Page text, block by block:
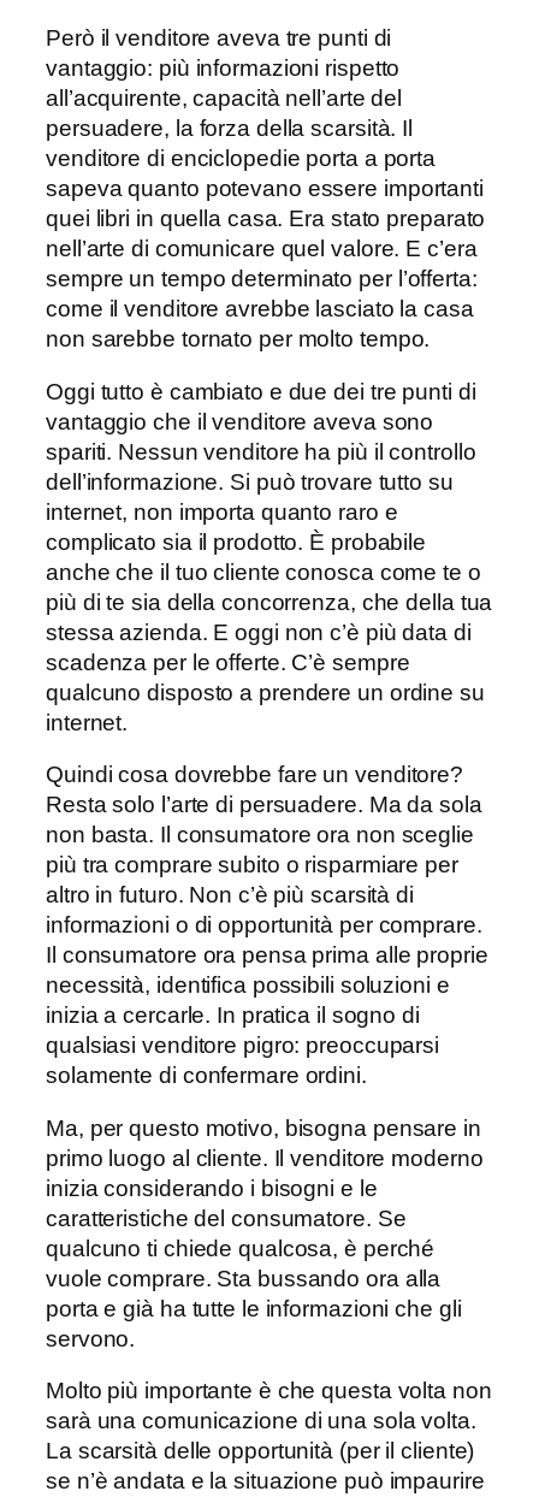
Però il venditore aveva tre punti di
vantaggio: più informazioni rispetto
all’acquirente, capacità nell’arte del
persuadere, la forza della scarsità. Il
venditore di enciclopedie porta a porta
sapeva quanto potevano essere importanti
quei libri in quella casa. Era stato preparato
nell’arte di comunicare quel valore. E c’era
sempre un tempo determinato per l’offerta:
come il venditore avrebbe lasciato la casa
non sarebbe tornato per molto tempo.
Oggi tutto è cambiato e due dei tre punti di
vantaggio che il venditore aveva sono
spariti. Nessun venditore ha più il controllo
dell’informazione. Si può trovare tutto su
internet, non importa quanto raro e
complicato sia il prodotto. È probabile
anche che il tuo cliente conosca come te o
più di te sia della concorrenza, che della tua
stessa azienda. E oggi non c’è più data di
scadenza per le offerte. C’è sempre
qualcuno disposto a prendere un ordine su
internet.
Quindi cosa dovrebbe fare un venditore?
Resta solo l’arte di persuadere. Ma da sola
non basta. Il consumatore ora non sceglie
più tra comprare subito o risparmiare per
altro in futuro. Non c’è più scarsità di
informazioni o di opportunità per comprare.
Il consumatore ora pensa prima alle proprie
necessità, identifica possibili soluzioni e
inizia a cercarle. In pratica il sogno di
qualsiasi venditore pigro: preoccuparsi
solamente di confermare ordini.
Ma, per questo motivo, bisogna pensare in
primo luogo al cliente. Il venditore moderno
inizia considerando i bisogni e le
caratteristiche del consumatore. Se
qualcuno ti chiede qualcosa, è perché
vuole comprare. Sta bussando ora alla
porta e già ha tutte le informazioni che gli
servono.
Molto più importante è che questa volta non
sarà una comunicazione di una sola volta.
La scarsità delle opportunità (per il cliente)
se n’è andata e la situazione può impaurire